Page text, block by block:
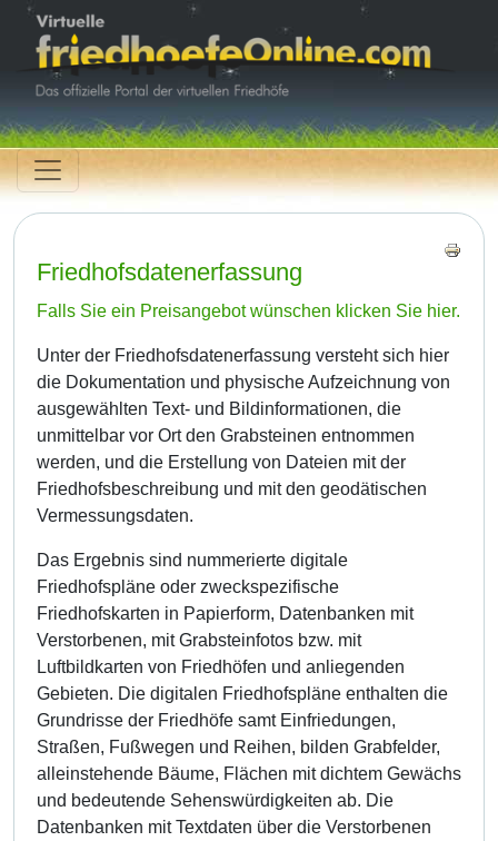
Friedhofsdatenerfassung
Falls Sie ein Preisangebot wünschen klicken Sie hier.
Unter der Friedhofsdatenerfassung versteht sich hier
die Dokumentation und physische Aufzeichnung von
ausgewählten Text- und Bildinformationen, die
unmittelbar vor Ort den Grabsteinen entnommen
werden, und die Erstellung von Dateien mit der
Friedhofsbeschreibung und mit den geodätischen
Vermessungsdaten.
Das Ergebnis sind nummerierte digitale
Friedhofspläne oder zweckspezifische
Friedhofskarten in Papierform, Datenbanken mit
Verstorbenen, mit Grabsteinfotos bzw. mit
Luftbildkarten von Friedhöfen und anliegenden
Gebieten. Die digitalen Friedhofspläne enthalten die
Grundrisse der Friedhöfe samt Einfriedungen,
Straßen, Fußwegen und Reihen, bilden Grabfelder,
alleinstehende Bäume, Flächen mit dichtem Gewächs
und bedeutende Sehenswürdigkeiten ab. Die
Datenbanken mit Textdaten über die Verstorbenen